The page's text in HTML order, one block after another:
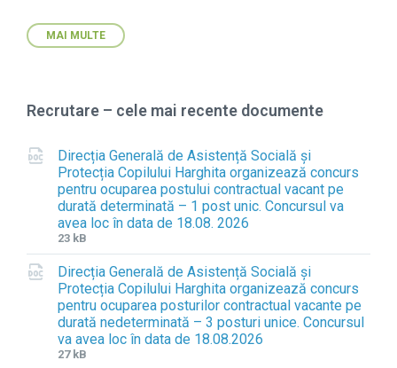
MAI MULTE
Recrutare – cele mai recente documente
Direcția Generală de Asistență Socială și
Protecția Copilului Harghita organizează concurs
pentru ocuparea postului contractual vacant pe
durată determinată – 1 post unic. Concursul va
avea loc în data de 18.08. 2026
F
i
l
e
e
x
t
e
F
i
l
e
s
i
z
e
23 kB
Direcția Generală de Asistență Socială și
Protecția Copilului Harghita organizează concurs
pentru ocuparea posturilor contractual vacante pe
durată nedeterminată – 3 posturi unice. Concursul
va avea loc în data de 18.08.2026
F
F
27 kB